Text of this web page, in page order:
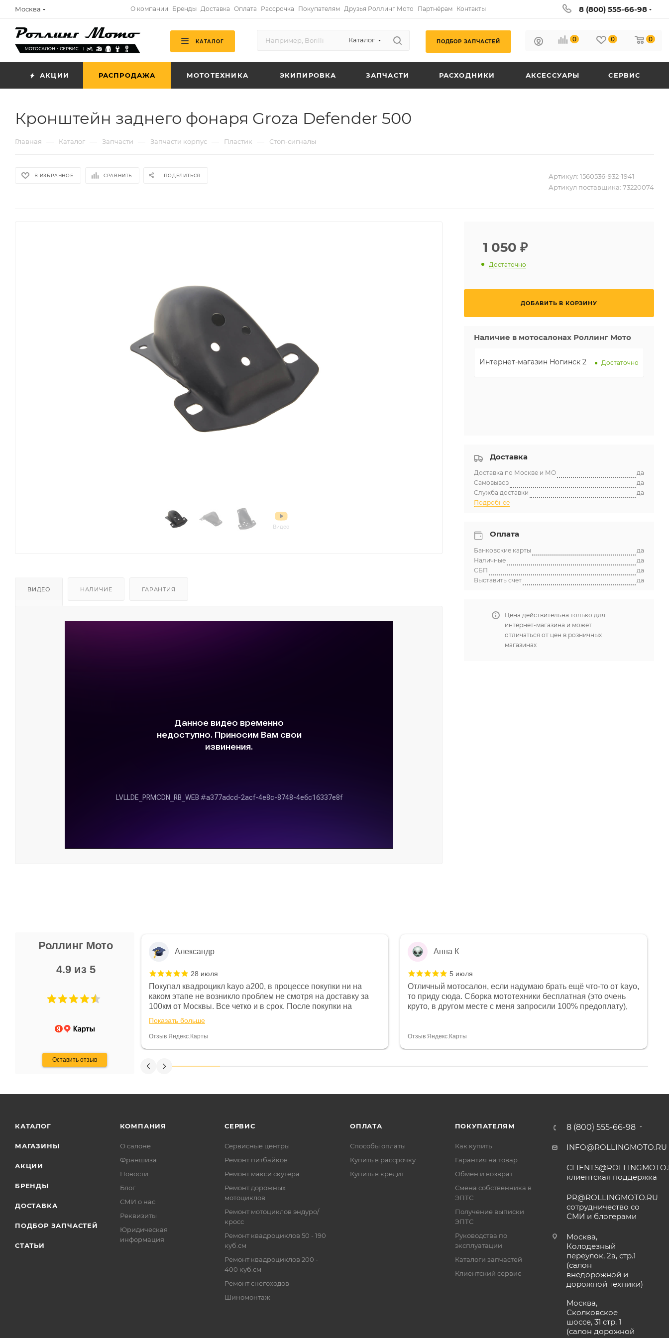
Москва О компании Бренды Доставка Оплата Рассрочка Покупателям Друзья Роллинг Мото Партнёрам Контакты 8 (800) 555-66-98
КАТАЛОГ Каталог ПОДБОР ЗАПЧАСТЕЙ 0 0 0
АКЦИИ РАСПРОДАЖА МОТОТЕХНИКА ЭКИПИРОВКА ЗАПЧАСТИ РАСХОДНИКИ АКСЕССУАРЫ СЕРВИС
Кронштейн заднего фонаря Groza Defender 500
Главная — Каталог — Запчасти — Запчасти корпус — Пластик — Стоп-сигналы
В ИЗБРАННОЕ СРАВНИТЬ ПОДЕЛИТЬСЯ Артикул: 1560536-932-1941
Артикул поставщика: 73220074
Видео
ВИДЕО НАЛИЧИЕ ГАРАНТИЯ
1 050 ₽
Достаточно
ДОБАВИТЬ В КОРЗИНУ
Наличие в мотосалонах Роллинг Мото
Интернет-магазин Ногинск 2 Достаточно
Доставка
Доставка по Москве и МО
да
Самовывоз
да
Служба доставки
да
Подробнее
Оплата
Банковские карты
да
Наличные
да
СБП
да
Выставить счет
да
Цена действительна только для
интернет-магазина и может
отличаться от цен в розничных
магазинах
Роллинг Мото
4.9 из 5
Оставить отзыв
Не понравились условия
и дают только на год)
Александр
28 июля
Покупал квадроцикл kayo a200, в процессе покупки ни на
каком этапе не возникло проблем не смотря на доставку за
100км от Москвы. Все четко и в срок. После покупки на
спидометре всегда был 0, при этом представители магазина
постоянно были на связи и в итоге проблема была решена.
Считаю, что это говорит о небезразличии к клиенту после
Показать больше
Отзыв Яндекс.Карты
Анна К
5 июля
Отличный мотосалон, если надумаю брать ещё что-то от kayo,
то приду сюда. Сборка мототехники бесплатная (это очень
круто, в другом месте с меня запросили 100% предоплату),
спасибо отдельное, всегда на связи, очень детально всё
Отзыв Яндекс.Карты
КАТАЛОГ
МАГАЗИНЫ
АКЦИИ
БРЕНДЫ
ДОСТАВКА
ПОДБОР ЗАПЧАСТЕЙ
СТАТЬИ
КОМПАНИЯ
О салоне
Франшиза
Новости
Блог
СМИ о нас
Реквизиты
Юридическая
информация
СЕРВИС
Сервисные центры
Ремонт питбайков
Ремонт макси скутера
Ремонт дорожных
мотоциклов
Ремонт мотоциклов эндуро/
кросс
Ремонт квадроциклов 50 - 190
куб.см
Ремонт квадроциклов 200 -
400 куб.см
Ремонт снегоходов
Шиномонтаж
ОПЛАТА
Способы оплаты
Купить в рассрочку
Купить в кредит
ПОКУПАТЕЛЯМ
Как купить
Гарантия на товар
Обмен и возврат
Смена собственника в
ЭПТС
Получение выписки
ЭПТС
Руководства по
эксплуатации
Каталоги запчастей
Клиентский сервис
8 (800) 555-66-98
INFO@ROLLINGMOTO.RU
клиентская поддержка
PR@ROLLINGMOTO.RU
сотрудничество со
СМИ и блогерами
Москва,
Колодезный
переулок, 2а, стр.1
(салон
внедорожной и
дорожной техники)
Москва,
Сколковское
шоссе, 31 стр. 1
(салон дорожной